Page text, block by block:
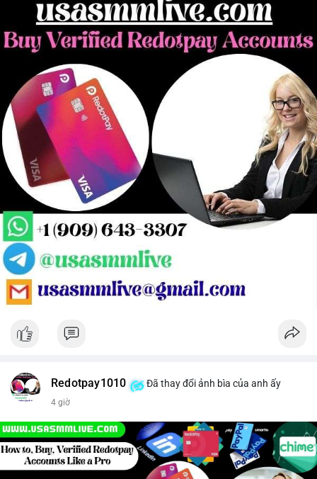
Redotpay1010 Đã thay đổi ảnh bìa của anh ấy
4 giờ